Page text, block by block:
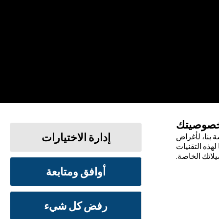
سياسة الخصوصية
بنا، لأغراض
التقنيات
الخاصة.
إدارة الاختيارات
أوافق ومتابعة
رفض كل شيء